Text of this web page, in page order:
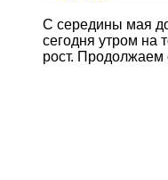
С середины мая
сегодня утром на
рост.